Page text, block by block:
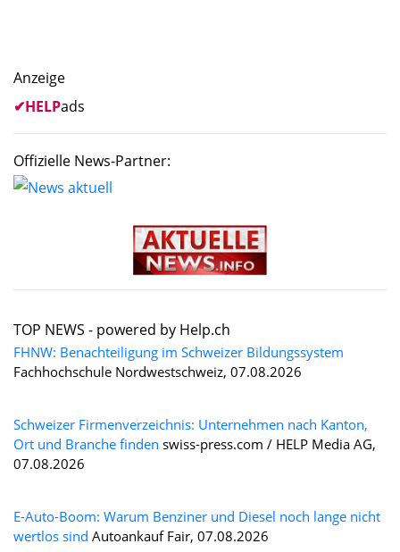
Anzeige
✔HELPads
Offizielle News-Partner:
TOP NEWS - powered by Help.ch
FHNW: Benachteiligung im Schweizer Bildungssystem
Fachhochschule Nordwestschweiz, 07.08.2026
Schweizer Firmenverzeichnis: Unternehmen nach Kanton,
Ort und Branche finden swiss-press.com / HELP Media AG,
07.08.2026
E-Auto-Boom: Warum Benziner und Diesel noch lange nicht
wertlos sind Autoankauf Fair, 07.08.2026